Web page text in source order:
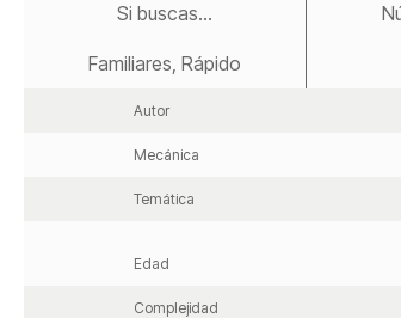
Si buscas...
Familiares, Rápido
Autor
Mecánica
Temática
Edad
Complejidad